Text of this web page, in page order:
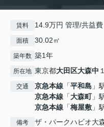
賃料 14.9万円 管理/共益
面積 30.02㎡
築年数 築1年
所在地 東京都大田区大森中
交通 京急本線 「平和島 」
京急本線 「大森町」
京急本線 「梅屋敷 」
備考
ザ・パークハビオ大